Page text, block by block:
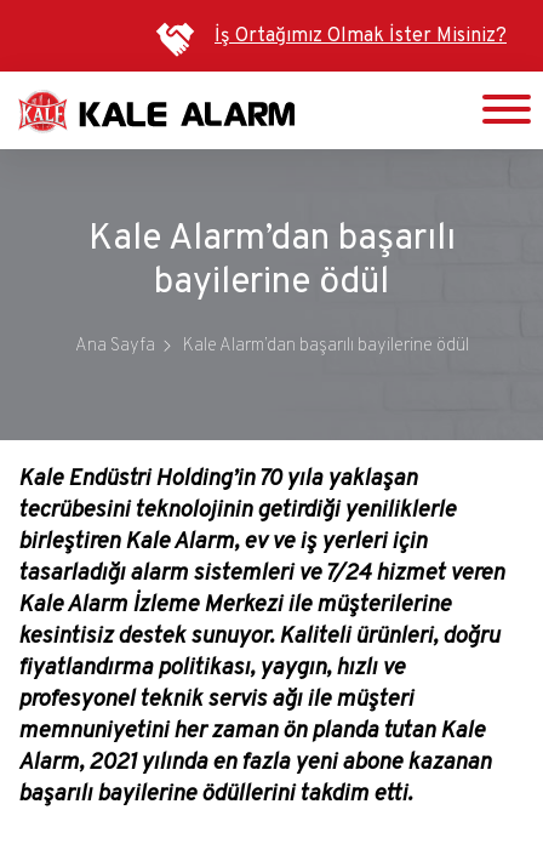
atla
İş Ortağımız Olmak İster Misiniz?
Kale Alarm’dan başarılı
bayilerine ödül
Ana Sayfa Kale Alarm’dan başarılı bayilerine ödül
Kale Endüstri Holding’in 70 yıla yaklaşan
tecrübesini teknolojinin getirdiği yeniliklerle
birleştiren Kale Alarm, ev ve iş yerleri için
tasarladığı alarm sistemleri ve 7/24 hizmet veren
Kale Alarm İzleme Merkezi ile müşterilerine
kesintisiz destek sunuyor. Kaliteli ürünleri, doğru
fiyatlandırma politikası, yaygın, hızlı ve
profesyonel teknik servis ağı ile müşteri
memnuniyetini her zaman ön planda tutan Kale
Alarm, 2021 yılında en fazla yeni abone kazanan
başarılı bayilerine ödüllerini takdim etti.